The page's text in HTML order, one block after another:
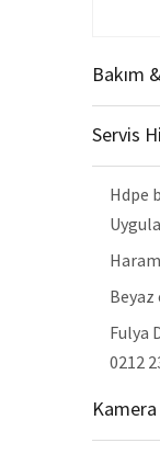
Bakım
Servis
Hdpe
Beyaz
Fulya
0212